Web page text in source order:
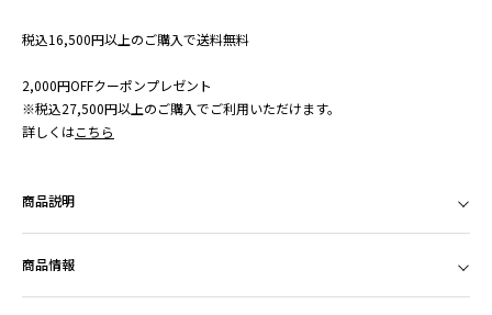
税込16,500円以上のご購入で送料無料
2,000円OFFクーポンプレゼント
※税込27,500円以上のご購入でご利用いただけます。
詳しくはこちら
商品説明
商品情報